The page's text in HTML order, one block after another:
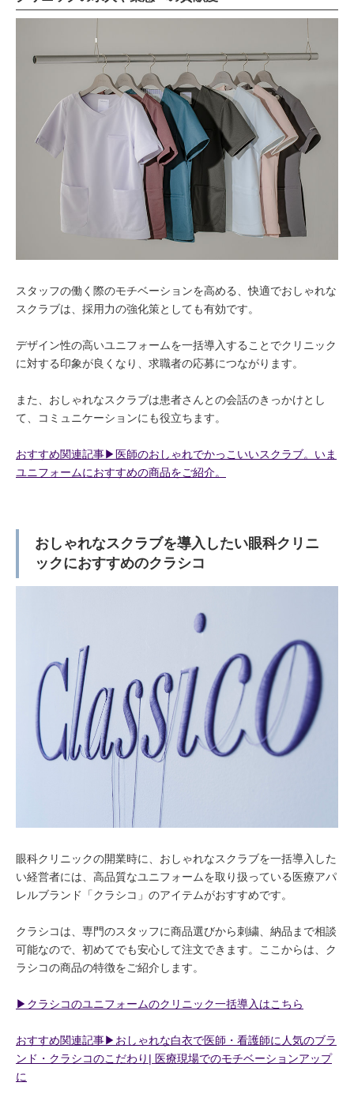
スタッフの働く際のモチベーションを高める、快適でおしゃれな
スクラブは、採用力の強化策としても有効です。
デザイン性の高いユニフォームを一括導入することでクリニック
に対する印象が良くなり、求職者の応募につながります。
また、おしゃれなスクラブは患者さんとの会話のきっかけとし
て、コミュニケーションにも役立ちます。
おすすめ関連記事▶︎医師のおしゃれでかっこいいスクラブ。いま
ユニフォームにおすすめの商品をご紹介。
おしゃれなスクラブを導入したい眼科クリニ
ックにおすすめのクラシコ
眼科クリニックの開業時に、おしゃれなスクラブを一括導入した
い経営者には、高品質なユニフォームを取り扱っている医療アパ
レルブランド「クラシコ」のアイテムがおすすめです。
クラシコは、専門のスタッフに商品選びから刺繍、納品まで相談
可能なので、初めてでも安心して注文できます。ここからは、ク
ラシコの商品の特徴をご紹介します。
▶︎クラシコのユニフォームのクリニック一括導入はこちら
おすすめ関連記事▶︎おしゃれな白衣で医師・看護師に人気のブラ
ンド・クラシコのこだわり| 医療現場でのモチベーションアップ
に